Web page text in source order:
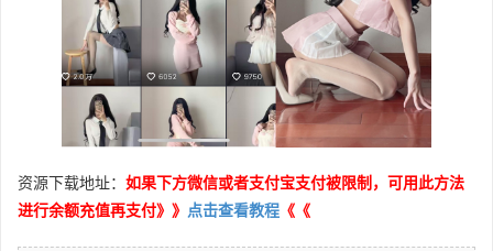
资源下载地址： 如果下方微信或者支付宝支付被限制，可用此方法
进行余额充值再支付》》 点击查看教程 《《